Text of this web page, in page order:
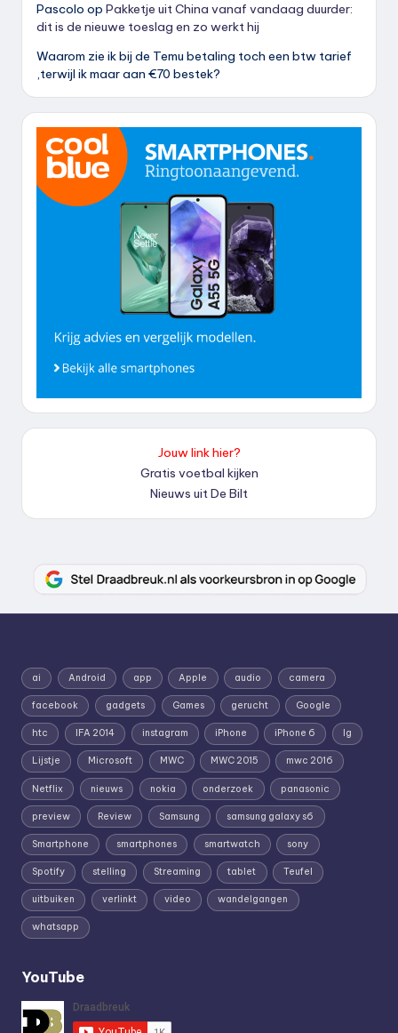
Pascolo op Pakketje uit China vanaf vandaag duurder:
dit is de nieuwe toeslag en zo werkt hij
Waarom zie ik bij de Temu betaling toch een btw tarief
,terwijl ik maar aan €70 bestek?
Jouw link hier?
Gratis voetbal kijken
Nieuws uit De Bilt
ai Android app Apple audio camera
facebook gadgets Games gerucht Google
htc IFA 2014 instagram iPhone iPhone 6 lg
Lijstje Microsoft MWC MWC 2015 mwc 2016
Netflix nieuws nokia onderzoek panasonic
preview Review Samsung samsung galaxy s6
Smartphone smartphones smartwatch sony
Spotify stelling Streaming tablet Teufel
uitbuiken verlinkt video wandelgangen
whatsapp
YouTube